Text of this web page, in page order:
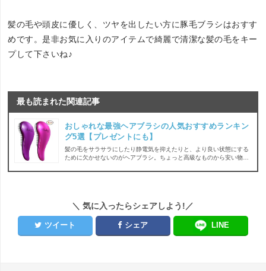
髪の毛や頭皮に優しく、ツヤを出したい方に豚毛ブラシはおすす
めです。是非お気に入りのアイテムで綺麗で清潔な髪の毛をキー
プして下さいね♪
最も読まれた関連記事
おしゃれな最強ヘアブラシの人気おすすめランキン
グ5選【プレゼントにも】
髪の毛をサラサラにしたり静電気を抑えたりと、より良い状態にする
ために欠かせないのがヘアブラシ。ちょっと高級なものから安い物ま
にもそれぞれ違いがあるんです。さらにはダイソーなどの100均や無
＼ 気に入ったらシェアしよう!／
ツイート シェア LINE